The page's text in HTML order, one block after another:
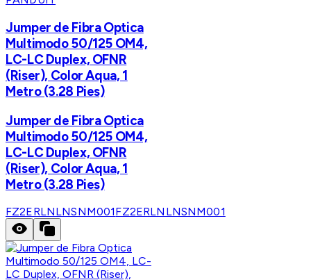
Jumper de Fibra Optica
Multimodo 50/125 OM4,
LC-LC Duplex, OFNR
(Riser), Color Aqua, 1
Metro (3.28 Pies)
Jumper de Fibra Optica
Multimodo 50/125 OM4,
LC-LC Duplex, OFNR
(Riser), Color Aqua, 1
Metro (3.28 Pies)
FZ2ERLNLNSNM001FZ2ERLNLNSNM001